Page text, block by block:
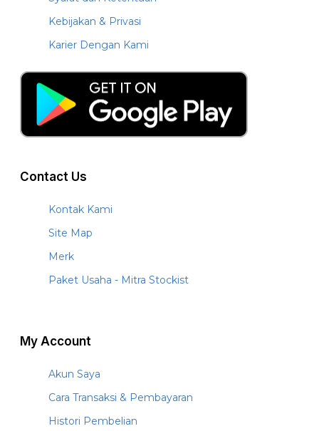
Kebijakan & Privasi
Karier Dengan Kami
Contact Us
Kontak Kami
Site Map
Merk
Paket Usaha - Mitra Stockist
My Account
Akun Saya
Cara Transaksi & Pembayaran
Histori Pembelian